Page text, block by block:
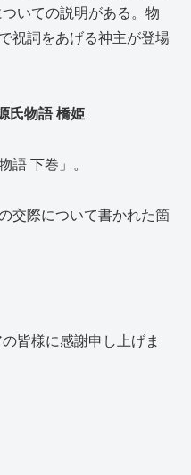
いての説明がある。物
祝詞をあげる神主が登場
氏物語 橋姫
語 下巻」。
交際について書かれた箇
皆様に感謝申し上げま